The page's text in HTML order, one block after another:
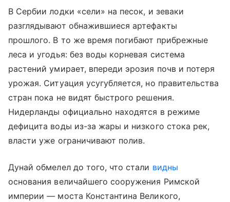
В Сербии лодки «сели» на песок, и зеваки
разглядывают обнажившиеся артефакты
прошлого. В то же время погибают прибрежные
леса и угодья: без воды корневая система
растений умирает, впереди эрозия почв и потеря
урожая. Ситуация усугубляется, но правительства
стран пока не видят быстрого решения.
Нидерланды официально находятся в режиме
дефицита воды из-за жары и низкого стока рек,
власти уже ограничивают полив.
Дунай обмелел до того, что стали видны
основания величайшего сооружения Римской
империи — моста Константина Великого,